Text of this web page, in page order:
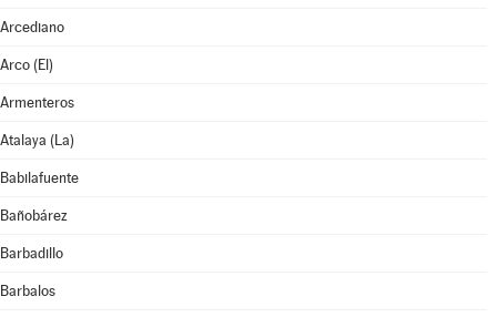
Arcediano
Arco (El)
Armenteros
Atalaya (La)
Babilafuente
Bañobárez
Barbadillo
Barbalos